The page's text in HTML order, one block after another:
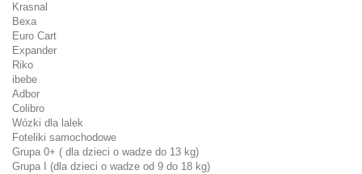
Krasnal
Bexa
Euro Cart
Expander
Riko
ibebe
Adbor
Colibro
Wózki dla lalek
Foteliki samochodowe
Grupa 0+ ( dla dzieci o wadze do 13 kg)
Grupa I (dla dzieci o wadze od 9 do 18 kg)